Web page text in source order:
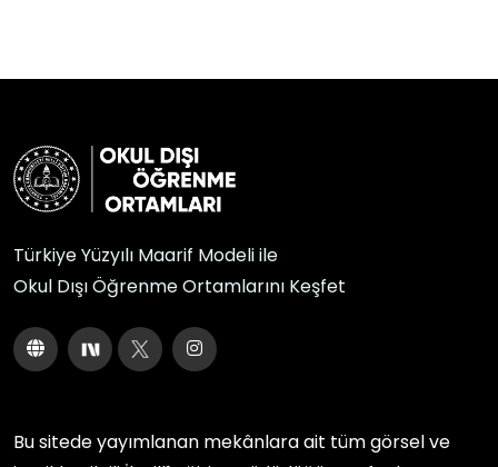
Türkiye Yüzyılı Maarif Modeli ile
Okul Dışı Öğrenme Ortamlarını Keşfet
Bu sitede yayımlanan mekânlara ait tüm görsel ve